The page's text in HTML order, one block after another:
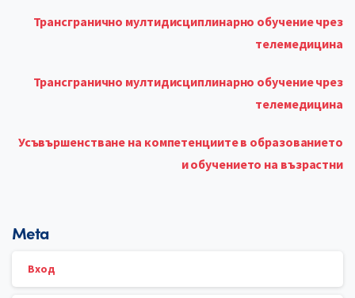
Трансгранично мултидисциплинарно обучение чрез
телемедицина
Трансгранично мултидисциплинарно обучение чрез
телемедицина
Усъвършенстване на компетенциите в образованието
и обучението на възрастни
Meta
Вход